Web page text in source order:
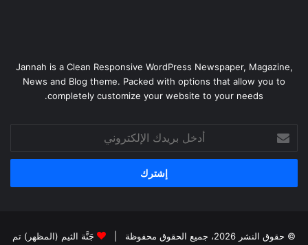
Jannah is a Clean Responsive WordPress Newspaper, Magazine,
News and Blog theme. Packed with options that allow you to
completely customize your website to your needs.
بريدك
الإلكتروني
© حقوق النشر 2026، جميع الحقوق محفوظة |
جَنَّة الثيم (المظهر) تم